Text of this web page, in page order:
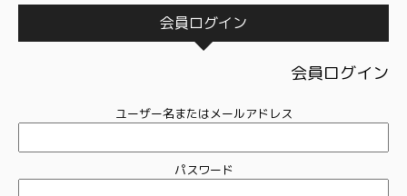
会員ログイン
会員ログイン
ユーザー名またはメールアドレス
パスワード